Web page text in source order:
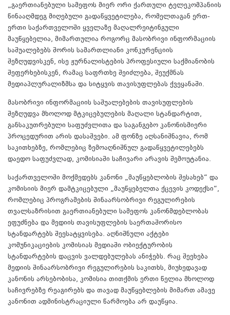
„გაერთიანებული სამეფოს მიერ ორი ქართული ტელეკომპანიის
წინააღმდეგ მიღებული გადაწყვეტილება, რომელთაგან ერთ-
ერთი საქართველოში ყველაზე მაღალრეიტინგული
მაუწყებელია, მიმართულია როგორც მასობრივი ინფორმაციის
საშუალებებს შორის სამართლიანი კონკურენციის
შეზღუდვისკენ, ისე ჟურნალისტების პროფესიული საქმიანობის
შეფერხებისკენ, რამაც საფრთხე შეიძლება, შეუქმნას
მედიაპლურალიზმსა და სიტყვის თავისუფლებას ქვეყანაში.
მასობრივი ინფორმაციის საშუალებების თავისუფლების
შეზღუდვა მხოლოდ მტკიცებულების მაღალი სტანდარტით,
განსაკუთრებული საფუძვლითა და საგანგებო კანონისმიერი
პროცედურით არის დასაშვები. ამ ფონზე აღსანიშნავია, რომ
საკითხებზე, რომლებიც ზემოაღნიშნულ გადაწყვეტილებებს
დაედო საფუძვლად, კომისიაში საჩივარი არავის შემოუტანია.
საქართველოში მოქმედებს კანონი „მაუწყებლობის შესახებ“ და
კომისიის მიერ დამტკიცებული „მაუწყებელთა ქცევის კოდექსი“,
რომლებიც პროგრამების შინაარსობრივი რეგულირების
თვალსაზრისით გაერთიანებული სამეფოს კანონმდებლობას
ეფუძნება და მედიის თავისუფლების საერთაშორისო
სტანდარტებს შეესატყვისება. აღნიშნული აქტები
კომუნიკაციების კომისიას მედიაში ობიექტურობის
სტანდარტების დაცვის ვალდებულებას ანიჭებს. რაც შეეხება
მედიის შინაარსობრივი რეგულირების საკითხს, მიუხედავად
კანონის არსებობისა, კომისია თითქმის ერთი წელია მხოლოდ
საჩივრებზე რეაგირებს და თავად მაუწყებლების მიმართ ამავე
კანონით ადმინისტრაციული წარმოება არ დაუწყია.